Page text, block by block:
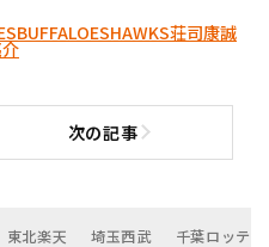
BUFFALOESHAWKS荘司康誠
次の記事次の記事へ
東北楽天 埼玉西武 千葉ロッテ